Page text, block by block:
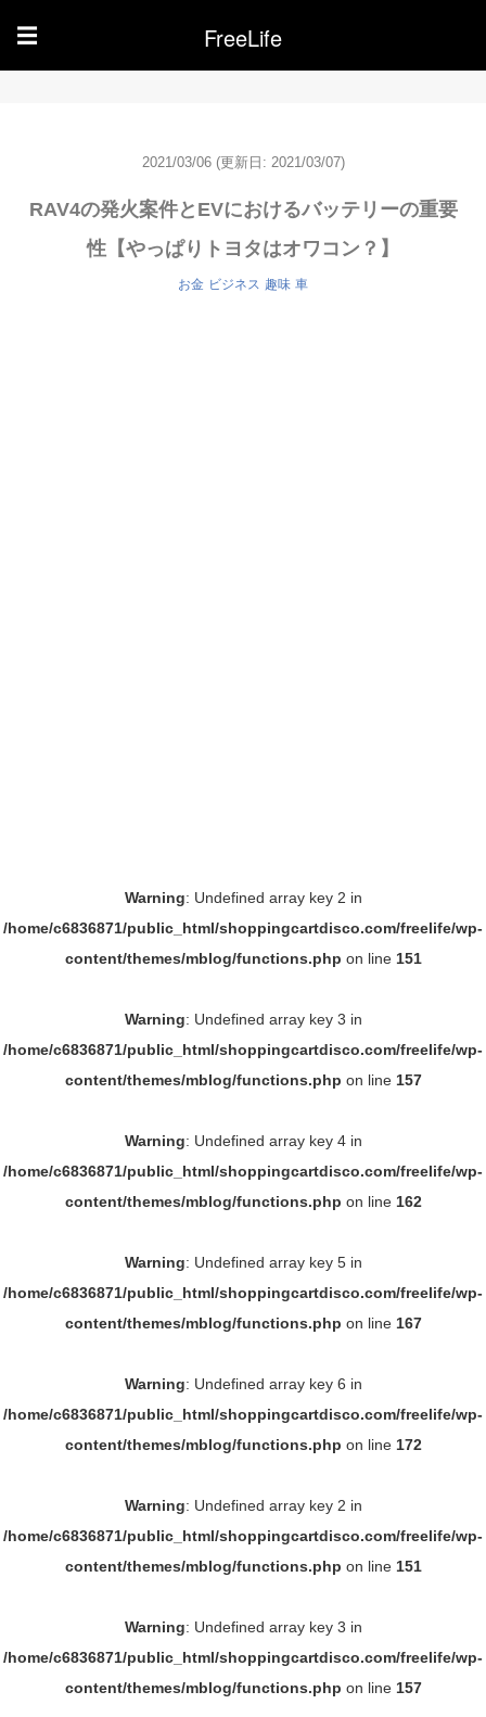
☰ FreeLife
2021/03/06 (更新日: 2021/03/07)
RAV4の発火案件とEVにおけるバッテリーの重要
性【やっぱりトヨタはオワコン？】
お金 ビジネス 趣味 車
Warning: Undefined array key 2 in
/home/c6836871/public_html/shoppingcartdisco.com/freelife/wp-
content/themes/mblog/functions.php on line 151
Warning: Undefined array key 3 in
/home/c6836871/public_html/shoppingcartdisco.com/freelife/wp-
content/themes/mblog/functions.php on line 157
Warning: Undefined array key 4 in
/home/c6836871/public_html/shoppingcartdisco.com/freelife/wp-
content/themes/mblog/functions.php on line 162
Warning: Undefined array key 5 in
/home/c6836871/public_html/shoppingcartdisco.com/freelife/wp-
content/themes/mblog/functions.php on line 167
Warning: Undefined array key 6 in
/home/c6836871/public_html/shoppingcartdisco.com/freelife/wp-
content/themes/mblog/functions.php on line 172
Warning: Undefined array key 2 in
/home/c6836871/public_html/shoppingcartdisco.com/freelife/wp-
content/themes/mblog/functions.php on line 151
Warning: Undefined array key 3 in
/home/c6836871/public_html/shoppingcartdisco.com/freelife/wp-
content/themes/mblog/functions.php on line 157